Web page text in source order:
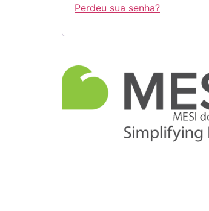
Perdeu sua senha?